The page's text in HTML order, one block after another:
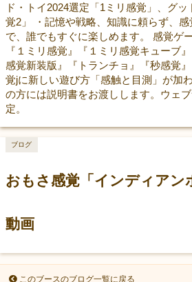
ド・トイ2024選定「1ミリ感覚」、グ
覚2」 ・記憶や戦略、知識に頼らず、
で、誰でもすぐに楽しめます。 感覚ゲ
『１ミリ感覚』『１ミリ感覚キューブ
感覚新装版』『トランチョ』『秒感覚
覚jに新しい遊び方「感触と目測」が加
の方には説明書をお渡しします。ウェ
定。
おもさ感覚「インディアン
動画
ブログ
このブースのブログ一覧に戻る